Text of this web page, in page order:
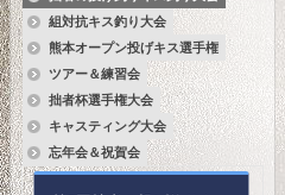
組対抗キス釣り大会
熊本オープン投げキス選手権
ツアー＆練習会
拙者杯選手権大会
キャスティング大会
忘年会＆祝賀会